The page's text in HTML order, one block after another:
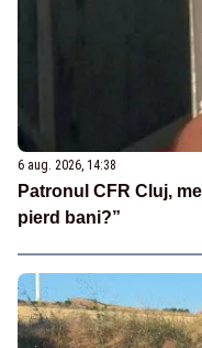
6 aug. 2026, 14:38
Patronul CFR Cluj,
pierd bani?”